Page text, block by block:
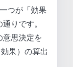
つが「効果
りです。
意思決定を
果）の算出